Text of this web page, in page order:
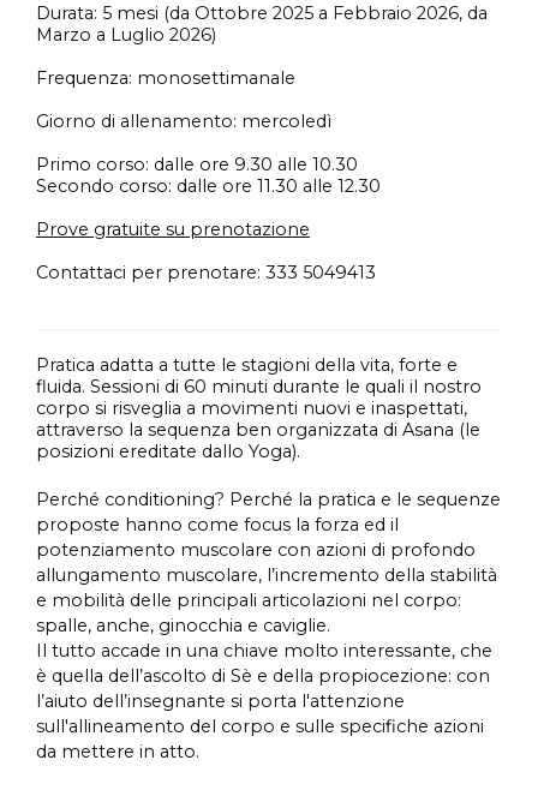
Durata: 5 mesi (da Ottobre 2025 a Febbraio 2026, da
Marzo a Luglio 2026)
Frequenza: monosettimanale
Giorno di allenamento: mercoledì
Primo corso: dalle ore 9.30 alle 10.30
Secondo corso: dalle ore 11.30 alle 12.30
Prove gratuite su prenotazione
Contattaci per prenotare: 333 5049413
Pratica adatta a tutte le stagioni della vita, forte e
fluida. Sessioni di 60 minuti durante le quali il nostro
corpo si risveglia a movimenti nuovi e inaspettati,
attraverso la sequenza ben organizzata di Asana (le
posizioni ereditate dallo Yoga).
Perché conditioning? Perché la pratica e le sequenze
proposte hanno come focus la forza ed il
potenziamento muscolare con azioni di profondo
allungamento muscolare, l’incremento della stabilità
e mobilità delle principali articolazioni nel corpo:
spalle, anche, ginocchia e caviglie.
Il tutto accade in una chiave molto interessante, che
è quella dell’ascolto di Sè e della propiocezione: con
l’aiuto dell’insegnante si porta l'attenzione
sull'allineamento del corpo e sulle specifiche azioni
da mettere in atto.